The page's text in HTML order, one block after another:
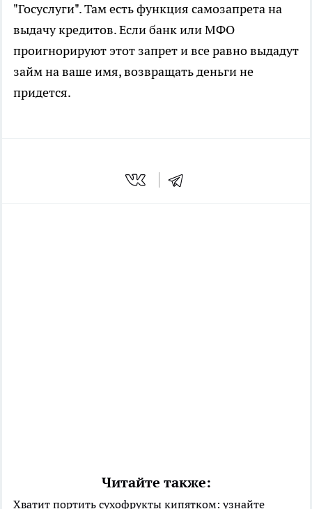
"Госуслуги". Там есть функция самозапрета на
выдачу кредитов. Если банк или МФО
проигнорируют этот запрет и все равно выдадут
займ на ваше имя, возвращать деньги не
придется.
Читайте также:
Хватит портить сухофрукты кипятком: узнайте